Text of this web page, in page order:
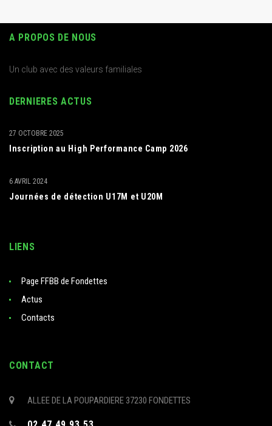
A PROPOS DE NOUS
Un club avec des valeurs familiales
DERNIERES ACTUS
Inscription au High Performance Camp 2026
27 OCTOBRE 2025
Journées de détection U17M et U20M
6 AVRIL 2024
LIENS
Page FFBB de Fondettes
Actus
Contacts
CONTACT
ALLEE DE LA POUPARDIERE 37230 FONDETTES